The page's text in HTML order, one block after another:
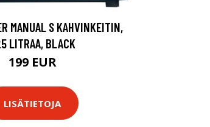
MANUAL S KAHVINKEITIN,
LITRAA, BLACK
199 EUR
LISÄTIETOJA